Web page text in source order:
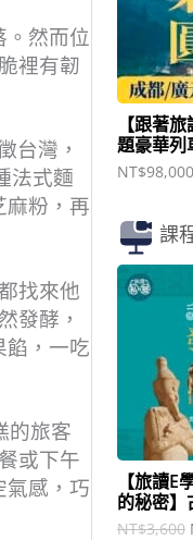
。然而位
裡有韌
台灣，
法式麵
麻粉，再
找來他
發酵，
餡，一吃
的旅客
或下午
氣感，巧
【跟著
題豪華列
NT$98,000
課
【旅讀
的秘密】
NT$3,600
,